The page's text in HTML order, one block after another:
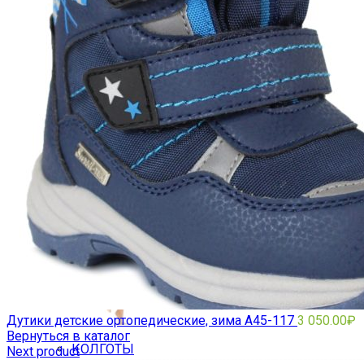
Компрессионный трикотаж
ГОЛЬФЫ
КОЛГОТЫ
Дутики детские ортопедические, зима A45-117 3 050.00₽
Вернуться в каталог
Next product